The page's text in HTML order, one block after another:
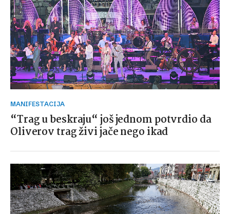
MANIFESTACIJA
“Trag u beskraju“ još jednom potvrdio da
Oliverov trag živi jače nego ikad